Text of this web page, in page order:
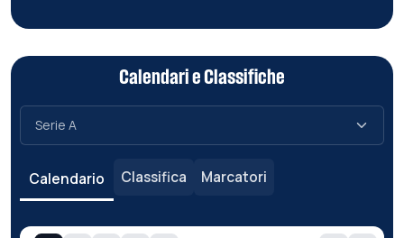
Calendari e Classifiche
Calendario Classifica Marcatori